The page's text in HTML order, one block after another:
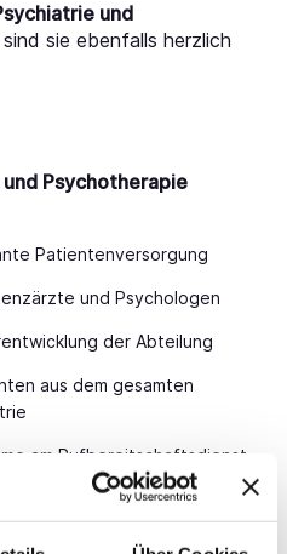
und
sind sie ebenfalls herzlich
Psychotherapie
Patientenversorgung
und Psychologen
der Abteilung
aus dem gesamten
am Rufbereitschaftsdienst